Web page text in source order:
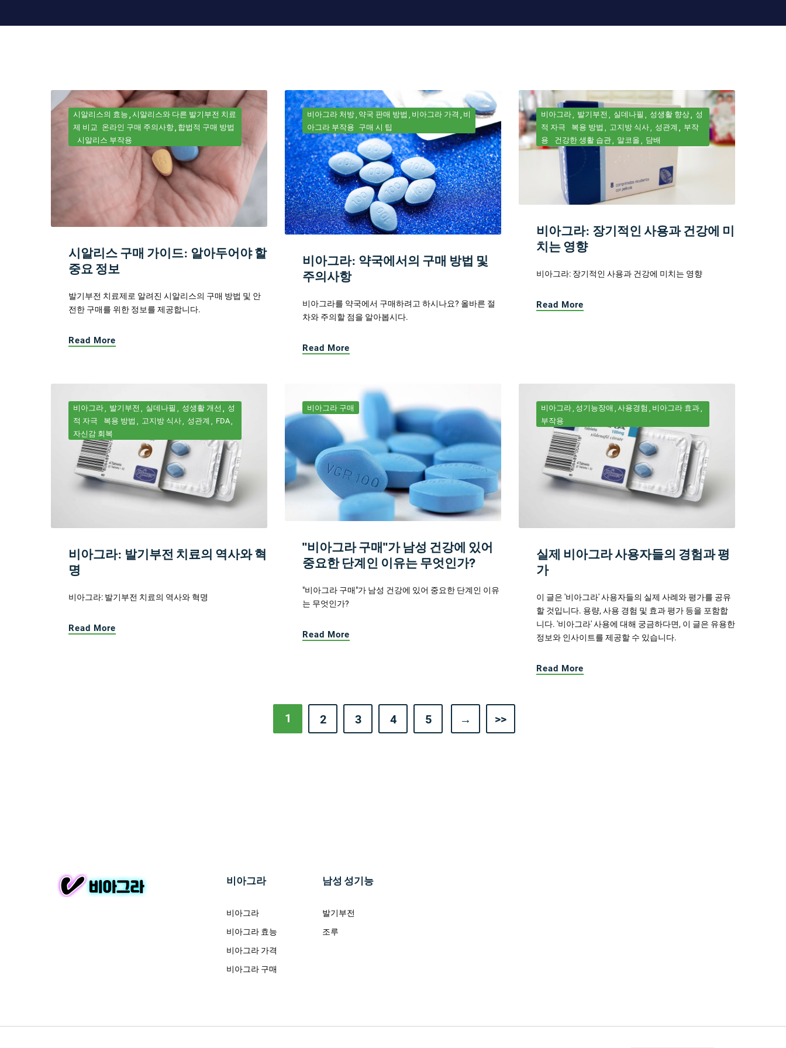
시알리스의 효능 시알리스와 다른 발기부전 치료
제 비교 온라인 구매 주의사항 합법적 구매 방법
시알리스 부작용
시알리스 구매 가이드: 알아두어야 할
중요 정보
발기부전 치료제로 알려진 시알리스의 구매 방법 및 안
전한 구매를 위한 정보를 제공합니다.
Read More
비아그라 처방 약국 판매 방법 비아그라 가격
비
아그라 부작용 구매 시 팁
비아그라: 약국에서의 구매 방법 및
주의사항
비아그라를 약국에서 구매하려고 하시나요? 올바른 절
차와 주의할 점을 알아봅시다.
Read More
비아그라 발기부전 실데나필 성생활 향상
성
적 자극
복용 방법 고지방 식사 성관계
부작
용
건강한 생활 습관 알코올 담배
비아그라: 장기적인 사용과 건강에 미
치는 영향
비아그라: 장기적인 사용과 건강에 미치는 영향
Read More
비아그라 발기부전 실데나필 성생활 개선
성
적 자극
복용 방법 고지방 식사 성관계
FDA
자신감 회복
비아그라: 발기부전 치료의 역사와 혁
명
비아그라: 발기부전 치료의 역사와 혁명
Read More
비아그라 구매
"비아그라 구매"가 남성 건강에 있어
중요한 단계인 이유는 무엇인가?
"비아그라 구매"가 남성 건강에 있어 중요한 단계인 이유
는 무엇인가?
Read More
비아그라 성기능장애 사용경험
비아그라 효과
부작용
실제 비아그라 사용자들의 경험과 평
가
이 글은 '비아그라' 사용자들의 실제 사례와 평가를 공유
할 것입니다. 용량, 사용 경험 및 효과 평가 등을 포함합
니다. '비아그라' 사용에 대해 궁금하다면, 이 글은 유용한
정보와 인사이트를 제공할 수 있습니다.
Read More
1 2 3 4 5 → >>
비아그라
비아그라
비아그라 효능
비아그라 가격
비아그라 구매
남성 성기능
발기부전
조루